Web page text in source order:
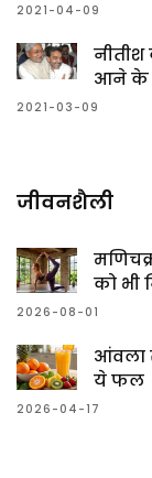
2021-04-09
नीतीश
आने के
2021-03-09
जीवनशैली
को भी
2026-08-01
आंवला
ये फल
2026-04-17